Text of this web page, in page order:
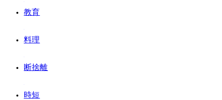
#教育
#料理
#断捨離
#時短